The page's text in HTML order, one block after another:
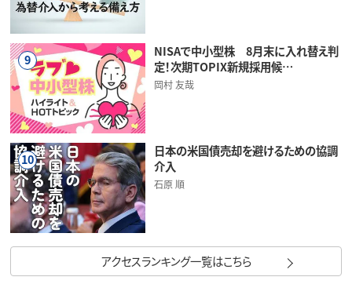
9
NISAで中小型株 8月末に入れ替え判
定！次期TOPIX新規採用候…
岡村 友哉
10
日本の米国債売却を避けるための協調
介入
石原 順
アクセスランキング一覧はこちら